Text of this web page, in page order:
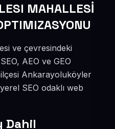
MAHALLESİ
ve çevresindeki
AEO ve GEO
Ankarayoluköyler
SEO odaklı web
Dahil